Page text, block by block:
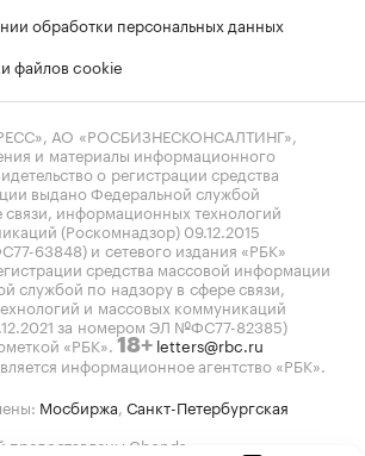
обработки персональных данных
файлов cookie
АО «РОСБИЗНЕСКОНСАЛТИНГ»,
и материалы информационного
о регистрации средства
выдано Федеральной службой
связи, информационных технологий
(Роскомнадзор) 09.12.2015
63848) и сетевого издания «РБК»
средства массовой информации
службой по надзору в сфере связи,
и массовых коммуникаций
за номером ЭЛ №ФС77-82385)
«РБК». 18+ letters@rbc.ru
информационное агентство «РБК».
Мосбиржа Санкт-Петербургская
Cbonds.